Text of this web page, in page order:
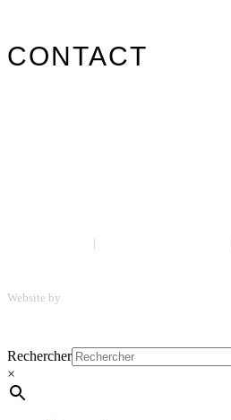
CONTACT
|
Website by
Close
Menu
Rechercher
×